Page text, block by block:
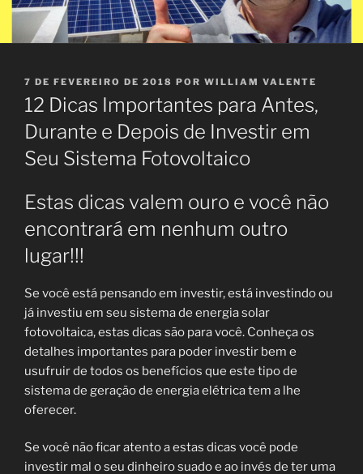
PUBLICADO
EM
7 DE FEVEREIRO DE 2018 POR WILLIAM VALENTE
12 Dicas Importantes para Antes,
Durante e Depois de Investir em
Seu Sistema Fotovoltaico
Estas dicas valem ouro e você não
encontrará em nenhum outro
lugar!!!
Se você está pensando em investir, está investindo ou
já investiu em seu sistema de energia solar
fotovoltaica, estas dicas são para você. Conheça os
detalhes importantes para poder investir bem e
usufruir de todos os benefícios que este tipo de
sistema de geração de energia elétrica tem a lhe
oferecer.
Se você não ficar atento a estas dicas você pode
investir mal o seu dinheiro suado e ao invés de ter uma